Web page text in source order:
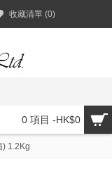
收藏清單 (0)
0 項目 -HK$0
) 1.2Kg